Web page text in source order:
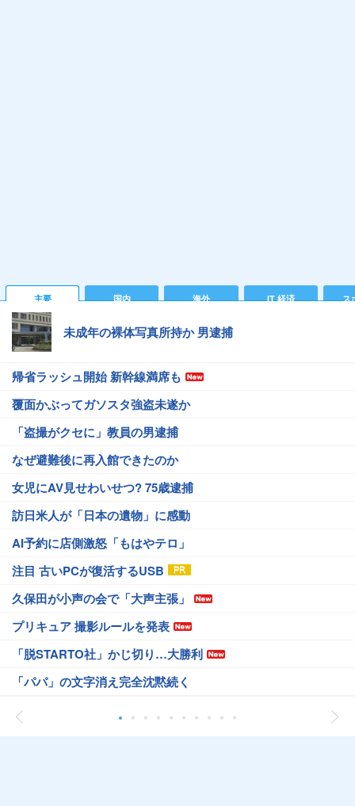
主要 国内 海外 IT 経済 ス
未成年の裸体写真所持か 男逮捕
帰省ラッシュ開始 新幹線満席も
覆面かぶってガソスタ強盗未遂か
「盗撮がクセに」教員の男逮捕
なぜ避難後に再入館できたのか
女児にAV見せわいせつ? 75歳逮捕
訪日米人が「日本の遺物」に感動
AI予約に店側激怒「もはやテロ」
注目 古いPCが復活するUSB
久保田が小声の会で「大声主張」
プリキュア 撮影ルールを発表
「脱STARTO社」かじ切り…大勝利
「パパ」の文字消え完全沈黙続く